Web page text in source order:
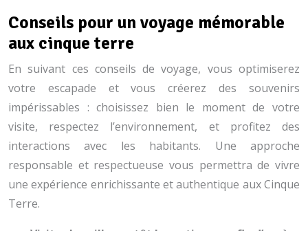
Conseils pour un voyage mémorable
aux cinque terre
En suivant ces conseils de voyage, vous optimiserez
votre escapade et vous créerez des souvenirs
impérissables : choisissez bien le moment de votre
visite, respectez l’environnement, et profitez des
interactions avec les habitants. Une approche
responsable et respectueuse vous permettra de vivre
une expérience enrichissante et authentique aux Cinque
Terre.